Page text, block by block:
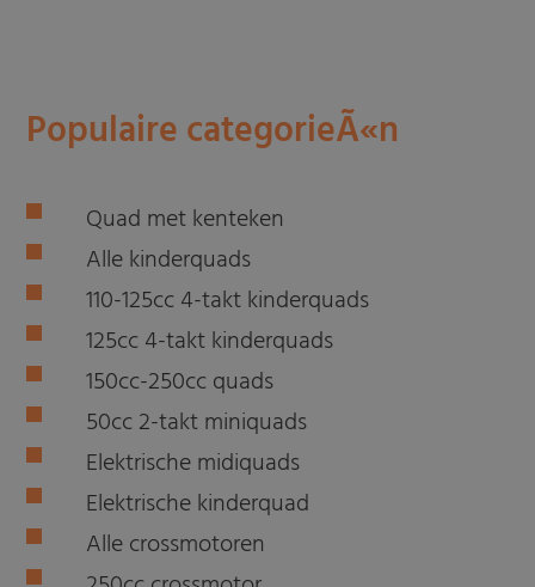
Populaire categorieÃ«n
Quad met kenteken
Alle kinderquads
110-125cc 4-takt kinderquads
125cc 4-takt kinderquads
150cc-250cc quads
50cc 2-takt miniquads
Elektrische midiquads
Elektrische kinderquad
Alle crossmotoren